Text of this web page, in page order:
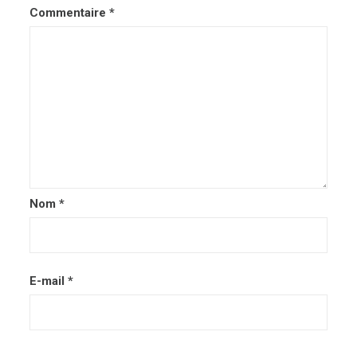
Commentaire*
Nom*
E-mail*